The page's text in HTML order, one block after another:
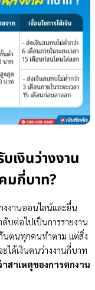
เงินว่างงาน
มกี่บาท?
งานออนไลน์​และยื่น
บต่อไปเป็นการรายงาน
นตนทุกคนทำตาม แต่สิ่ง
ได้เงินคนว่างงานกี่บาท
สาเหตุของการตกงาน